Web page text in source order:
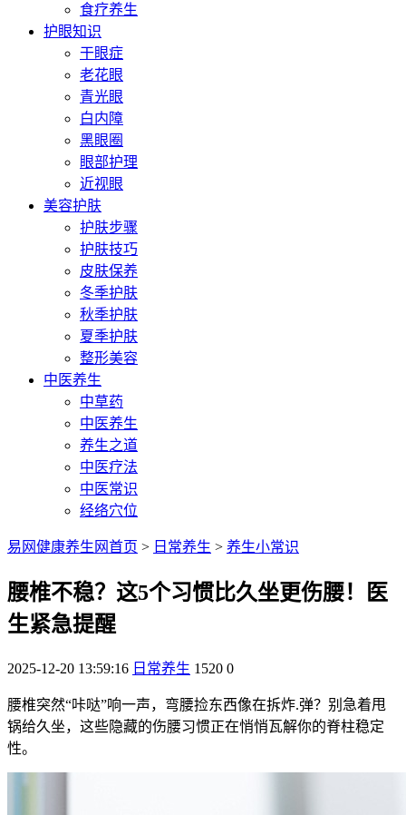
食疗养生
护眼知识
干眼症
老花眼
青光眼
白内障
黑眼圈
眼部护理
近视眼
美容护肤
护肤步骤
护肤技巧
皮肤保养
冬季护肤
秋季护肤
夏季护肤
整形美容
中医养生
中草药
中医养生
养生之道
中医疗法
中医常识
经络穴位
易网健康养生网首页 > 日常养生 > 养生小常识
腰椎不稳？这5个习惯比久坐更伤腰！医
生紧急提醒
2025-12-20 13:59:16 日常养生 1520 0
腰椎突然“咔哒”响一声，弯腰捡东西像在拆炸.弹？别急着甩
锅给久坐，这些隐藏的伤腰习惯正在悄悄瓦解你的脊柱稳定
性。